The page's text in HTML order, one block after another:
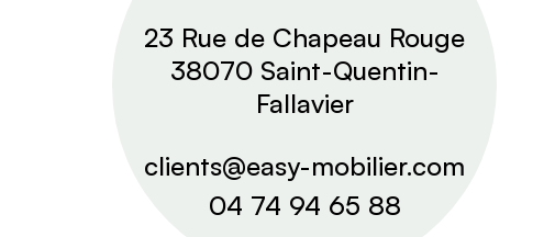
23 Rue de Chapeau Rouge
38070 Saint-Quentin-
Fallavier
clients@easy-mobilier.com
04 74 94 65 88